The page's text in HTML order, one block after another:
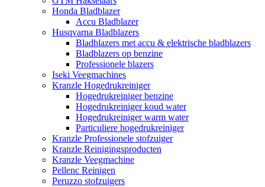
Honda Bladblazer
Accu Bladblazer
Husqvarna Bladblazers
Bladblazers met accu & elektrische bladblazers
Bladblazers op benzine
Professionele blazers
Iseki Veegmachines
Kranzle Hogedrukreiniger
Hogedrukreiniger benzine
Hogedrukreiniger koud water
Hogedrukreiniger warm water
Particuliere hogedrukreiniger
Kranzle Professionele stofzuiger
Kranzle Reinigingsproducten
Kranzle Veegmachine
Pellenc Reinigen
Peruzzo stofzuigers